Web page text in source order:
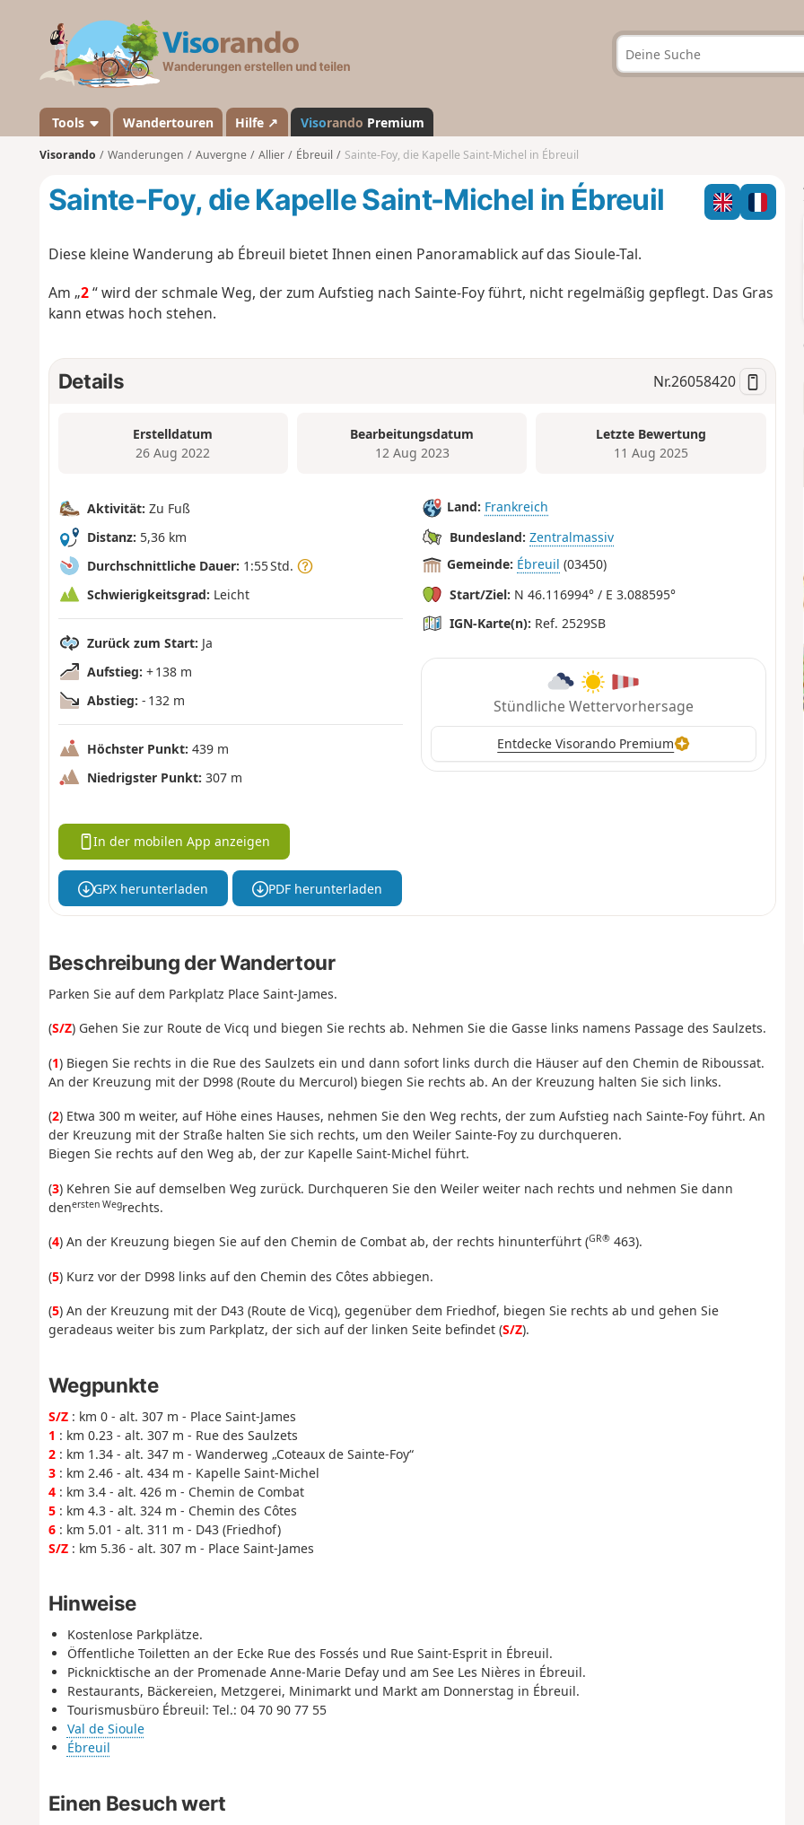
a
n
d
Tools Wandertouren Hilfe ↗ Visorando Premium
Visorando Wanderungen Auvergne Allier Ébreuil Sainte-Foy, die Kapelle Saint-Michel in Ébreuil
Sainte-Foy, die Kapelle Saint-Michel in Ébreuil
Diese kleine Wanderung ab Ébreuil bietet Ihnen einen Panoramablick auf das Sioule-Tal.
Am „2“ wird der schmale Weg, der zum Aufstieg nach Sainte-Foy führt, nicht regelmäßig gepflegt. Das Gras
kann etwas hoch stehen.
Details Nr.26058420
Erstelldatum
26 Aug 2022
Bearbeitungsdatum
12 Aug 2023
Letzte Bewertung
11 Aug 2025
Aktivität: Zu Fuß
Distanz: 5,36 km
Durchschnittliche Dauer: 1:55 Std.
Schwierigkeitsgrad: Leicht
Zurück zum Start: Ja
Aufstieg: + 138 m
Abstieg: - 132 m
Höchster Punkt: 439 m
Niedrigster Punkt: 307 m
Land: Frankreich
Bundesland: Zentralmassiv
Gemeinde: Ébreuil (03450)
Start/Ziel: N 46.116994° / E 3.088595°
IGN-Karte(n): Ref. 2529SB
Stündliche Wettervorhersage
Entdecke Visorando Premium
In der mobilen App anzeigen
GPX herunterladen PDF herunterladen
Beschreibung der Wandertour
Parken Sie auf dem Parkplatz Place Saint-James.
(S/Z) Gehen Sie zur Route de Vicq und biegen Sie rechts ab. Nehmen Sie die Gasse links namens Passage des Saulzets.
(1) Biegen Sie rechts in die Rue des Saulzets ein und dann sofort links durch die Häuser auf den Chemin de Riboussat.
An der Kreuzung mit der D998 (Route du Mercurol) biegen Sie rechts ab. An der Kreuzung halten Sie sich links.
(2) Etwa 300 m weiter, auf Höhe eines Hauses, nehmen Sie den Weg rechts, der zum Aufstieg nach Sainte-Foy führt. An
der Kreuzung mit der Straße halten Sie sich rechts, um den Weiler Sainte-Foy zu durchqueren.
Biegen Sie rechts auf den Weg ab, der zur Kapelle Saint-Michel führt.
(3) Kehren Sie auf demselben Weg zurück. Durchqueren Sie den Weiler weiter nach rechts und nehmen Sie dann
denersten Wegrechts.
(4) An der Kreuzung biegen Sie auf den Chemin de Combat ab, der rechts hinunterführt (GR®463).
(5) Kurz vor der D998 links auf den Chemin des Côtes abbiegen.
(5) An der Kreuzung mit der D43 (Route de Vicq), gegenüber dem Friedhof, biegen Sie rechts ab und gehen Sie
geradeaus weiter bis zum Parkplatz, der sich auf der linken Seite befindet (S/Z).
Wegpunkte
S/Z: km 0 - alt. 307 m - Place Saint-James
1 : km 0.23 - alt. 307 m - Rue des Saulzets
2: km 1.34 - alt. 347 m - Wanderweg „Coteaux de Sainte-Foy“
3: km 2.46 - alt. 434 m - Kapelle Saint-Michel
4: km 3.4 - alt. 426 m - Chemin de Combat
5: km 4.3 - alt. 324 m - Chemin des Côtes
6: km 5.01 - alt. 311 m - D43 (Friedhof)
S/Z: km 5.36 - alt. 307 m - Place Saint-James
Hinweise
Kostenlose Parkplätze.
Öffentliche Toiletten an der Ecke Rue des Fossés und Rue Saint-Esprit in Ébreuil.
Picknicktische an der Promenade Anne-Marie Defay und am See Les Nières in Ébreuil.
Restaurants, Bäckereien, Metzgerei, Minimarkt und Markt am Donnerstag in Ébreuil.
Tourismusbüro Ébreuil: Tel.: 04 70 90 77 55
Val de Sioule
Ébreuil
Einen Besuch wert